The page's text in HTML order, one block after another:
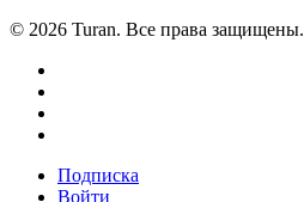
© 2026 Turan. Все права защищены.
Подписка
Войти